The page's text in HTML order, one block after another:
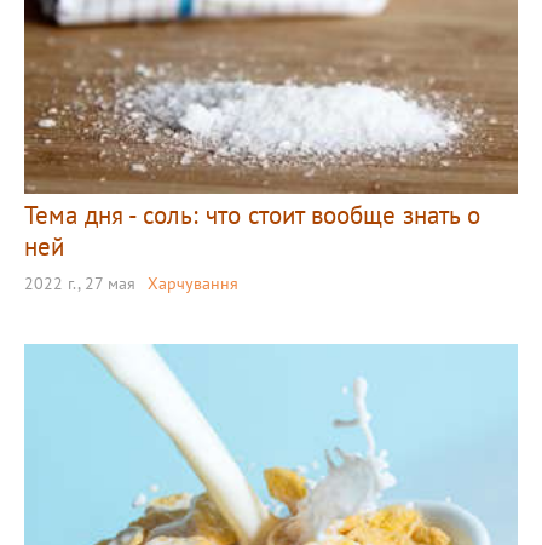
Тема дня - соль: что стоит вообще знать о
ней
2022 г., 27 мая Харчування